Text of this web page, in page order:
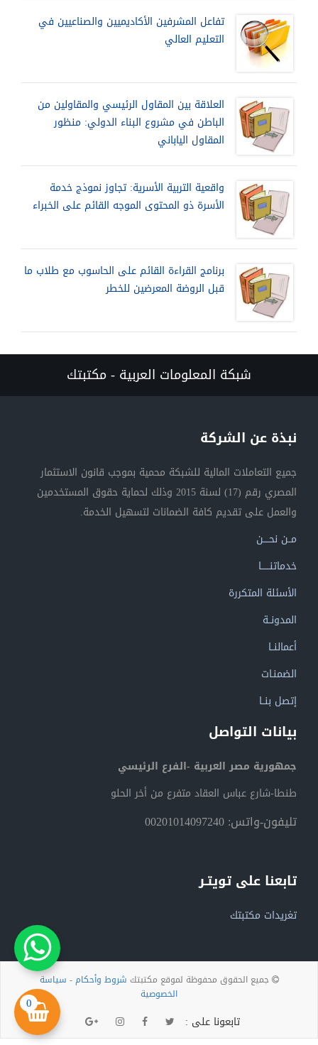
تفاعل المشرفين الأكاديميين والصناعيين في
التعليم العالي
العلاقة بين المقاول الرئيسي والمقاولين من
الباطن في مشروع البناء الدولي: منظور
المقاول الياباني
واقعية التربية الأسرية: تجاوز نموذج خدمة
الأسرة ذو المحتوى الموجه القائم على الخبراء
برنامج القراءة القائم على الحاسوب مع طلاب ما
قبل الروضة المعرضين للخطر
0
شبكة المعلومات العربية - مكتبتك
نبذة عن الشركة
جميع التعاملات المالية للشبكة محمية بموجب قانون الاستثمار
المصري رقم (17) لسنة 2015 وذلك لحماية حقوق المستخدمين
والعمل على تقديم كافة الضمانات لتسهيل الخدمة.
مــن نحــــن
خدماتنــــــا
الأسئلة المتكررة
المدونــة
أعمالنــا
الضمنـات
إتصل بنــا
بيانات التواصل
جمهورية مصر العربية -الفرع الرئيسي
طنطا-شارع عباس العقاد متفرع من أخر الحلو
تليفون-واتس: 00201014097240
تابعنا على تويتـر
تغريدات مكتبتك
جميع الحقوق محفوظة لموقع مكتبتك شروط وأحكام- سياسة
الخصوصية
تابعونا على :